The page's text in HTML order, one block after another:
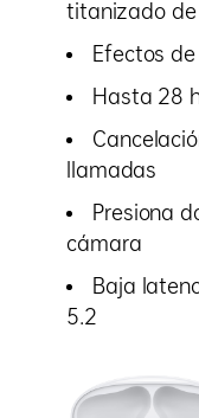
titanizado de
Efectos
Hasta 28
llamadas
Presiona
cámara
Baja
5.2